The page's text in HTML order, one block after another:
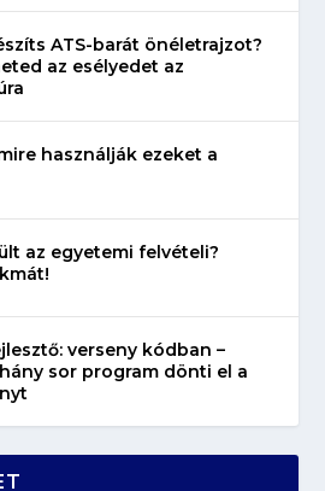
ATS-barát önéletrajzot?
az esélyedet az
használják ezeket a
az egyetemi felvételi?
verseny kódban –
sor program dönti el a